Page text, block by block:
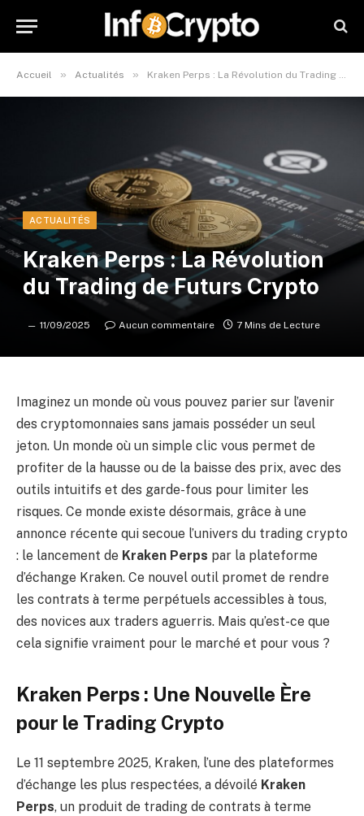
Accueil » Actualités » Kraken Perps : La Révolution du Trading de Futurs Crypto
ACTUALITÉS
Kraken Perps : La Révolution
du Trading de Futurs Crypto
11/09/2025 Aucun commentaire 7 Mins de Lecture
Imaginez un monde où vous pouvez parier sur l’avenir
des cryptomonnaies sans jamais posséder un seul
jeton. Un monde où un simple clic vous permet de
profiter de la hausse ou de la baisse des prix, avec des
outils intuitifs et des garde-fous pour limiter les
risques. Ce monde existe désormais, grâce à une
annonce récente qui secoue l’univers du trading crypto
: le lancement de Kraken Perps par la plateforme
d’échange Kraken. Ce nouvel outil promet de rendre
les contrats à terme perpétuels accessibles à tous,
des novices aux traders aguerris. Mais qu’est-ce que
cela signifie vraiment pour le marché et pour vous ?
Kraken Perps : Une Nouvelle Ère
pour le Trading Crypto
Le 11 septembre 2025, Kraken, l’une des plateformes
d’échange les plus respectées, a dévoilé Kraken
Perps, un produit de trading de contrats à terme